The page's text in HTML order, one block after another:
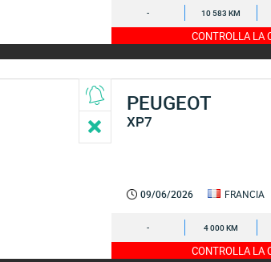
- 10 583 KM
CONTROLLA LA
PEUGEOT
XP7
09/06/2026 FRANCIA
- 4 000 KM
CONTROLLA LA